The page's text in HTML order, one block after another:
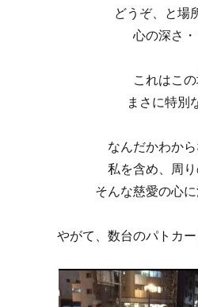
どうぞ、と場
心の深さ・
これはこ
まさに特別
なんだかわか
私を含め、周
そんな慈愛の心
やがて、数台のパトカ